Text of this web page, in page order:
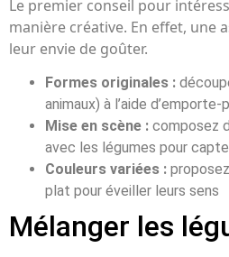
Le premier conseil pour
manière créative. En effet, une
leur envie de goûter.
Formes originales :
animaux) à l’aide
Mise en scène : composez
avec les légumes pour
Couleurs variées :
plat pour éveiller leurs sens
Mélanger les